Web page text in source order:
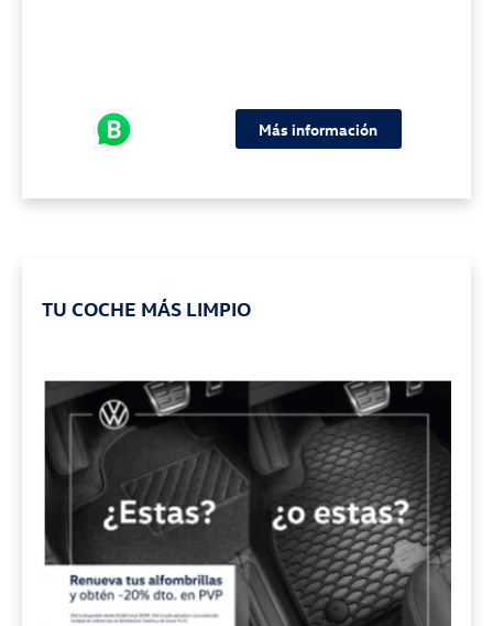
Más información
TU COCHE MÁS LIMPIO